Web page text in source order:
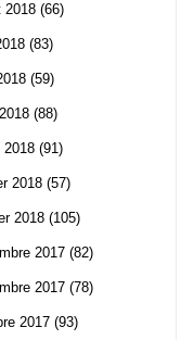
2018 (66)
(83)
(59)
(88)
2018 (91)
2018 (57)
2018 (105)
2017 (82)
2017 (78)
2017 (93)